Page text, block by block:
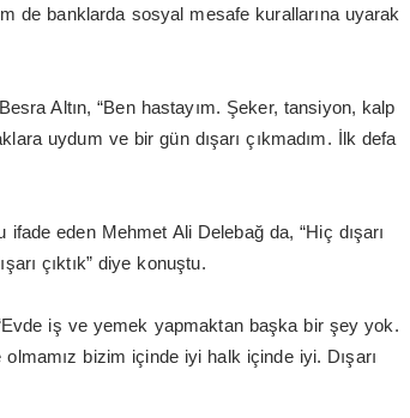
de banklarda sosyal mesafe kurallarına uyarak
Altın, “Ben hastayım. Şeker, tansiyon, kalp
uydum ve bir gün dışarı çıkmadım. İlk defa
eden Mehmet Ali Delebağ da, “Hiç dışarı
çıktık” diye konuştu.
iş ve yemek yapmaktan başka bir şey yok.
bizim içinde iyi halk içinde iyi. Dışarı